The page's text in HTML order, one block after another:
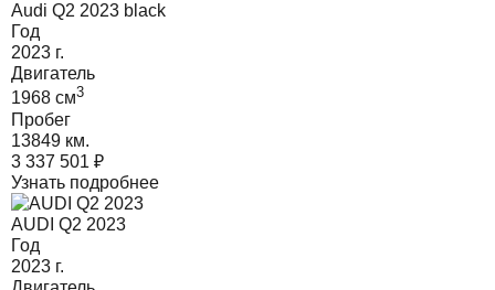
Audi Q2 2023 black
Год
2023 г.
Двигатель
1968 cм3
Пробег
13849 км.
3 337 501 ₽
Узнать подробнее
AUDI Q2 2023
Год
2023 г.